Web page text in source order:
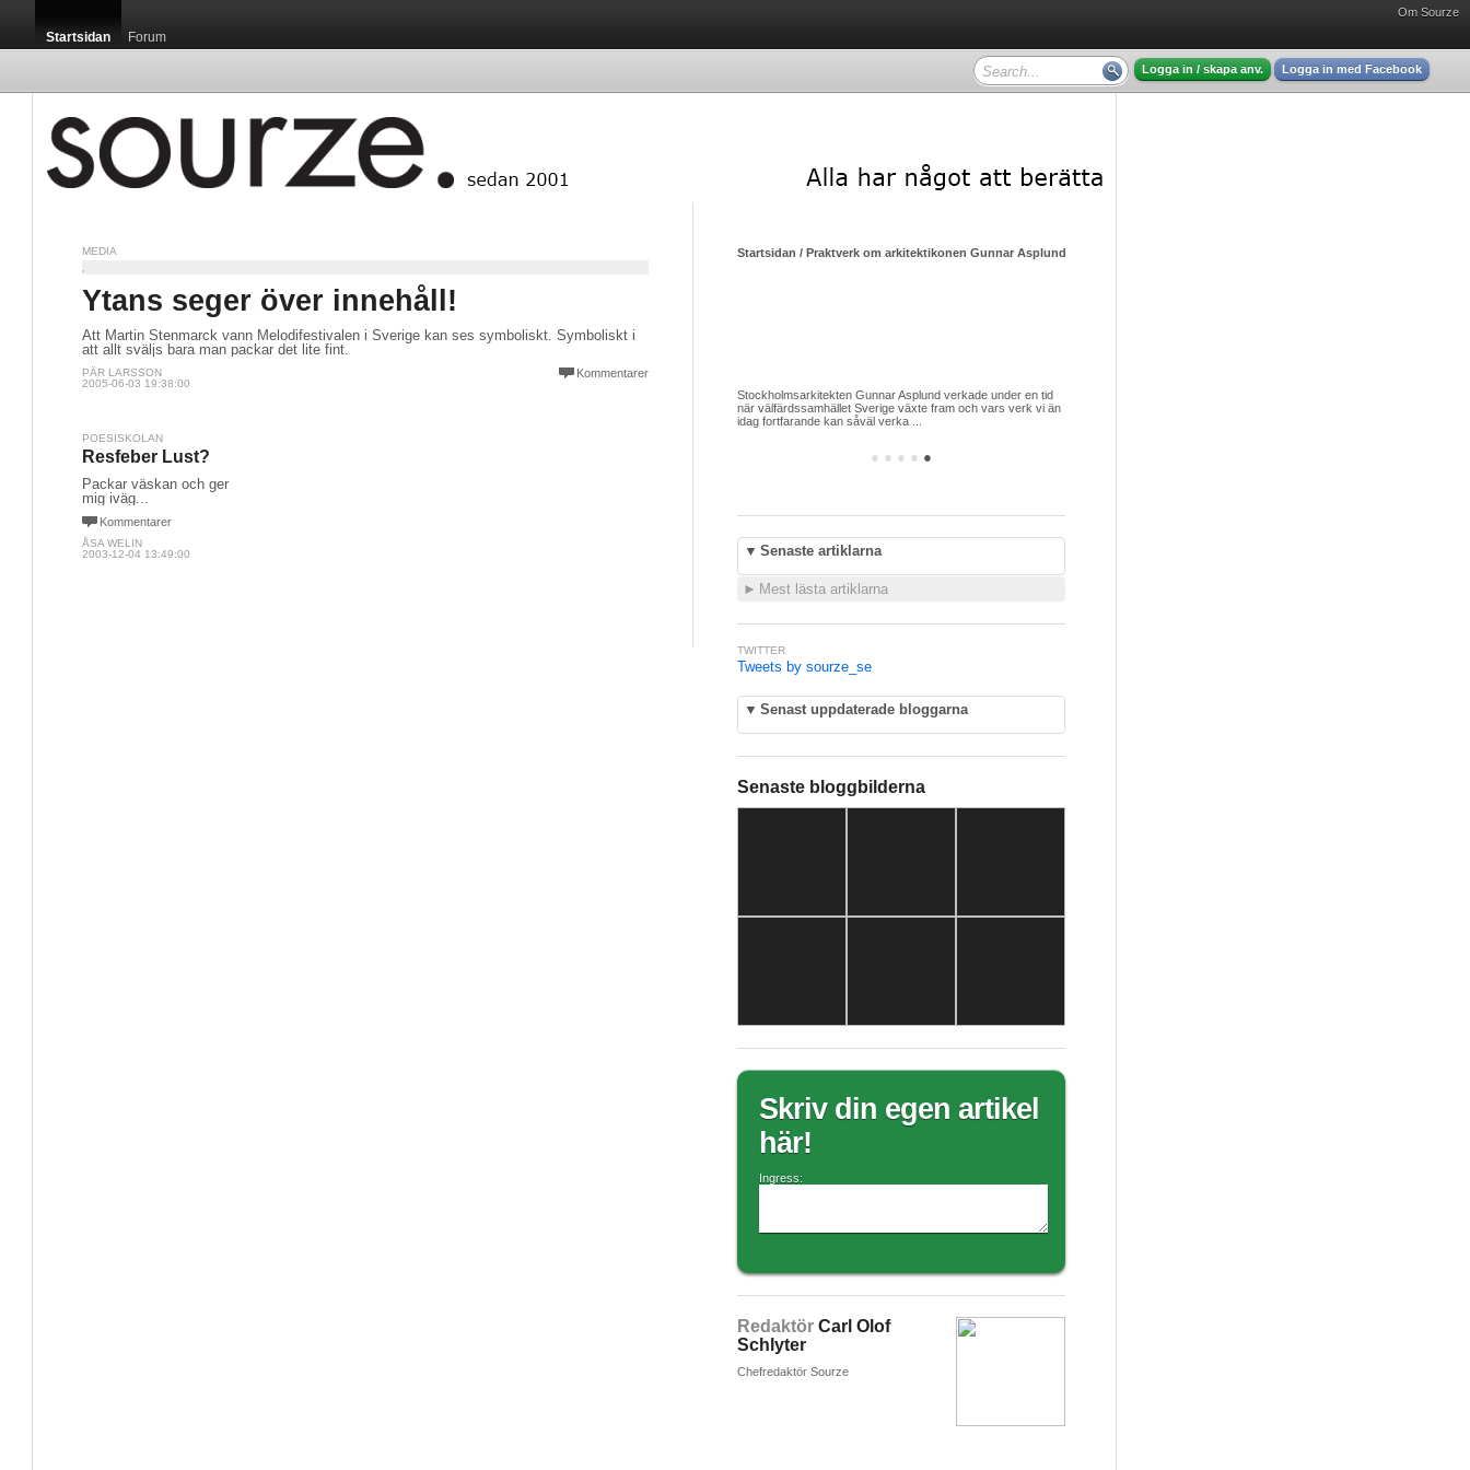
Om Sourze
Startsidan Forum
Logga in / skapa anv. Logga in med Facebook
MEDIA
Ytans seger över innehåll!
Att Martin Stenmarck vann Melodifestivalen i Sverige kan ses symboliskt. Symboliskt i
att allt sväljs bara man packar det lite fint.
Kommentarer
PÄR LARSSON
2005-06-03 19:38:00
POESISKOLAN
Resfeber Lust?
Packar väskan och ger
mig iväg...
Kommentarer
ÅSA WELIN
2003-12-04 13:49:00
● ● ● ● ●
Startsidan / Praktverk om arkitektikonen Gunnar Asplund - mycket intressant läsning
Stockholmsarkitekten Gunnar Asplund verkade under en tid
när välfärdssamhället Sverige växte fram och vars verk vi än
idag fortfarande kan såväl verka ...
▼ Senaste artiklarna
► Mest lästa artiklarna
TWITTER
Tweets by sourze_se
▼ Senast uppdaterade bloggarna
Senaste bloggbilderna
Skriv din egen artikel
här!
Ingress:
Redaktör Carl Olof
Schlyter
Chefredaktör Sourze